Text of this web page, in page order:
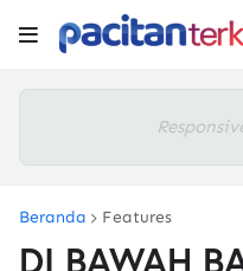
Beranda Features
DI BAWAH